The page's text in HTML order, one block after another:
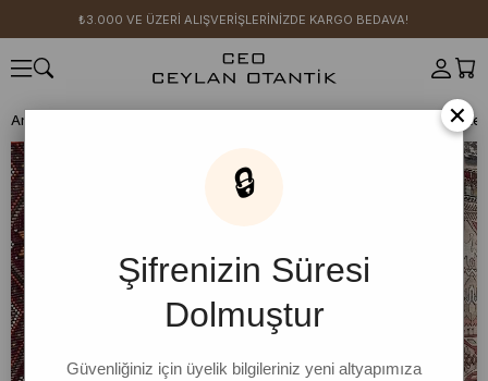
₺3.000 VE ÜZERİ ALIŞVERİŞLERİNİZDE KARGO BEDAVA!
Anasayfa Sütlü Kahve Kraşlı Balon Etek
×
🔒
Şifrenizin Süresi
Dolmuştur
Güvenliğiniz için üyelik bilgileriniz yeni altyapımıza